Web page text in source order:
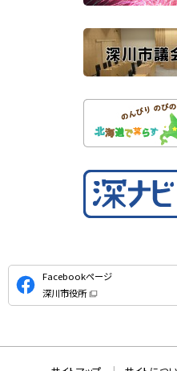
公
式
S
Facebookページ
深川市役所
（
ン